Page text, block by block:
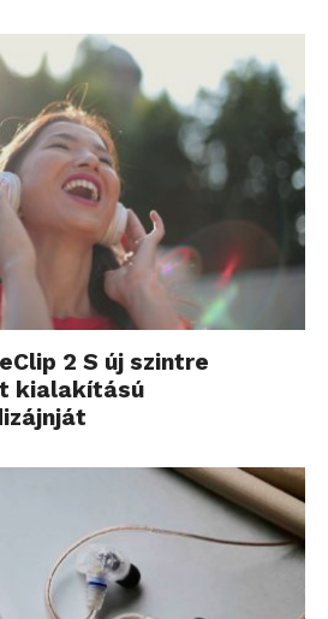
2 S új szintre
kialakítású